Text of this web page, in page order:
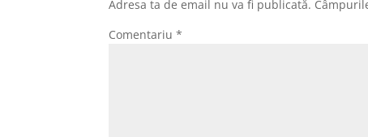
Adresa ta de email nu va fi publicată.
Comentariu*